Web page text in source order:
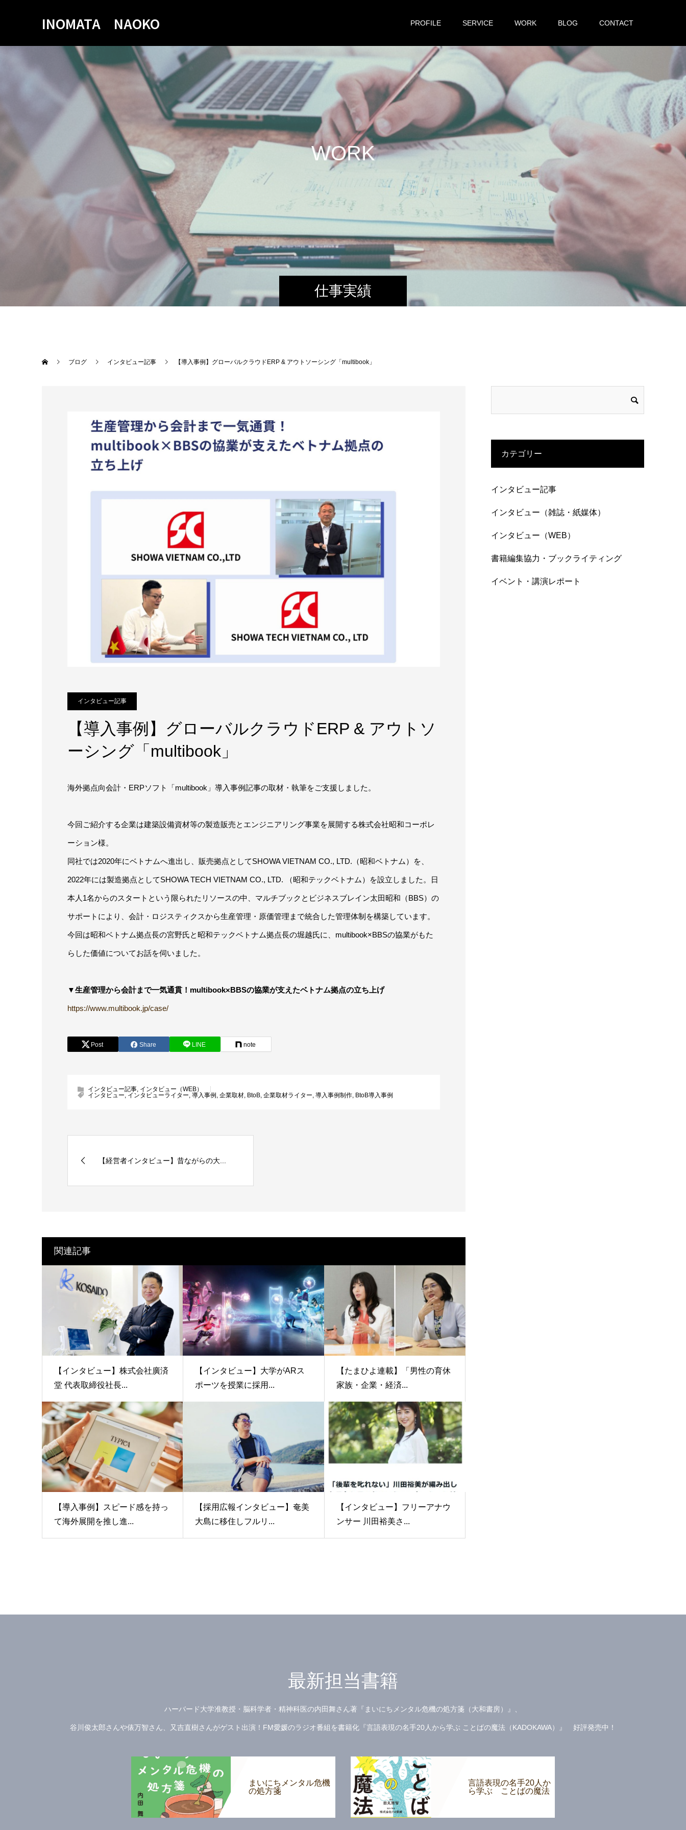
INOMATA NAOKO PROFILE SERVICE WORK BLOG CONTACT
仕事実績
WORK
ブログ インタビュー記事 【導入事例】グローバルクラウドERP & アウトソーシング「multibook」
インタビュー記事
【導入事例】グローバルクラウドERP & アウトソ
ーシング「multibook」
海外拠点向会計・ERPソフト「multibook」導入事例記事の取材・執筆をご支援しました。
今回ご紹介する企業は建築設備資材等の製造販売とエンジニアリング事業を展開する株式会社昭和コーポレ
ーション様。
同社では2020年にベトナムへ進出し、販売拠点としてSHOWA VIETNAM CO., LTD.（昭和ベトナム）を、
2022年には製造拠点としてSHOWA TECH VIETNAM CO., LTD. （昭和テックベトナム）を設立しました。日
本人1名からのスタートという限られたリソースの中、マルチブックとビジネスブレイン太田昭和（BBS）の
サポートにより、会計・ロジスティクスから生産管理・原価管理まで統合した管理体制を構築しています。
今回は昭和ベトナム拠点長の宮野氏と昭和テックベトナム拠点長の堀越氏に、multibook×BBSの協業がもた
らした価値についてお話を伺いました。
▼生産管理から会計まで一気通貫！multibook×BBSの協業が支えたベトナム拠点の立ち上げ
https://www.multibook.jp/case/
Post Share LINE note
インタビュー記事, インタビュー（WEB）
インタビュー, インタビューライター, 導入事例 , 企業取材, BtoB, 企業取材ライター, 導入事例制作, BtoB導入事例
【経営者インタビュー】昔ながらの大...
関連記事
【インタビュー】株式会社廣済
堂 代表取締役社長...
【インタビュー】大学がARス
ポーツを授業に採用...
【たまひよ連載】「男性の育休
家族・企業・経済...
【導入事例】スピード感を持っ
て海外展開を推し進...
【採用広報インタビュー】奄美
大島に移住しフルリ...
【インタビュー】フリーアナウ
ンサー 川田裕美さ...
カテゴリー
インタビュー記事
インタビュー（雑誌・紙媒体）
インタビュー（WEB）
書籍編集協力・ブックライティング
イベント・講演レポート
最新担当書籍
ハーバード大学准教授・脳科学者・精神科医の内田舞さん著『まいにちメンタル危機の処方箋（大和書房）』、
谷川俊太郎さんや俵万智さん、又吉直樹さんがゲスト出演！FM愛媛のラジオ番組を書籍化『言語表現の名手20人から学ぶ ことばの魔法（KADOKAWA）』 好評発売中！
まいにちメンタル危機
の処方箋
言語表現の名手20人か
ら学ぶ ことばの魔法